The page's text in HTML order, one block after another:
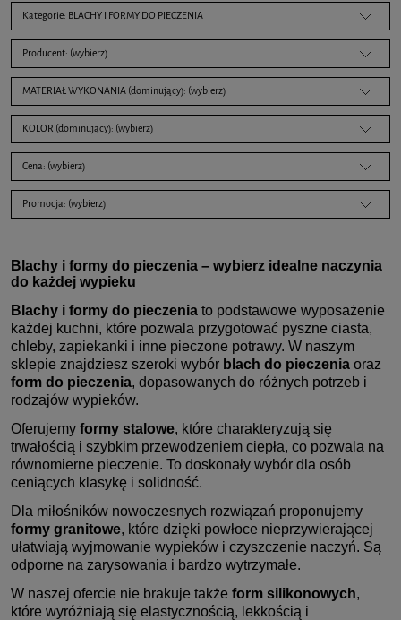
Kategorie: BLACHY I FORMY DO PIECZENIA
Producent: (wybierz)
MATERIAŁ WYKONANIA (dominujący): (wybierz)
KOLOR (dominujący): (wybierz)
Cena: (wybierz)
Promocja: (wybierz)
Blachy i formy do pieczenia – wybierz idealne naczynia
do każdej wypieku
Blachy i formy do pieczenia to podstawowe wyposażenie
każdej kuchni, które pozwala przygotować pyszne ciasta,
chleby, zapiekanki i inne pieczone potrawy. W naszym
sklepie znajdziesz szeroki wybór blach do pieczenia oraz
form do pieczenia, dopasowanych do różnych potrzeb i
rodzajów wypieków.
Oferujemy formy stalowe, które charakteryzują się
trwałością i szybkim przewodzeniem ciepła, co pozwala na
równomierne pieczenie. To doskonały wybór dla osób
ceniących klasykę i solidność.
Dla miłośników nowoczesnych rozwiązań proponujemy
formy granitowe, które dzięki powłoce nieprzywierającej
ułatwiają wyjmowanie wypieków i czyszczenie naczyń. Są
odporne na zarysowania i bardzo wytrzymałe.
W naszej ofercie nie brakuje także form silikonowych,
które wyróżniają się elastycznością, lekkością i